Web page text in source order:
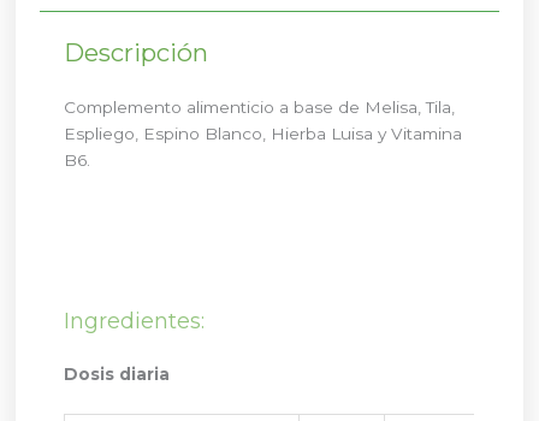
Descripción
Complemento alimenticio a base de Melisa, Tila,
Espliego, Espino Blanco, Hierba Luisa y Vitamina
B6.
Ingredientes:
Dosis diaria